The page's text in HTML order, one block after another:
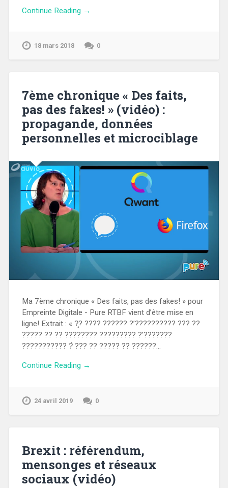
Continue Reading →
18 mars 2018 0
7ème chronique « Des faits,
pas des fakes! » (vidéo) :
propagande, données
personnelles et microciblage
Ma 7ème chronique « Des faits, pas des fakes! » pour
Empreinte Digitale - Pure RTBF vient d’être mise en
ligne! Extrait : « ?̧? ???? ?????? ?’?????????? ??? ??
????? ?? ?? ???????? ????????? ?’???????
??????????? ?̀ ??? ?? ????? ?? ??????…
Continue Reading →
24 avril 2019 0
Brexit : référendum,
mensonges et réseaux
sociaux (vidéo)